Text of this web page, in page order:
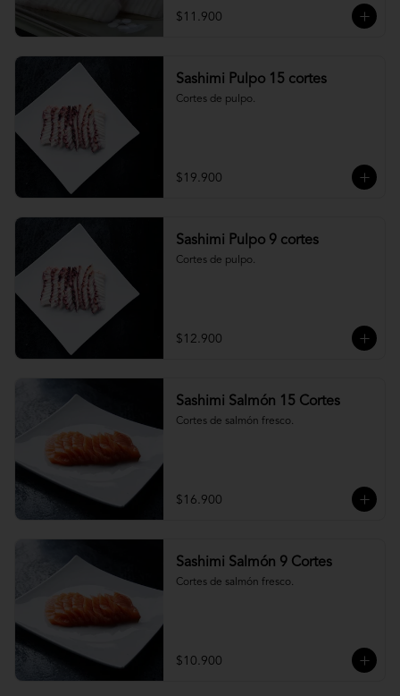
$11.900
Sashimi Pulpo 15 cortes
Cortes de pulpo.
$19.900
Sashimi Pulpo 9 cortes
Cortes de pulpo.
$12.900
Sashimi Salmón 15 Cortes
Cortes de salmón fresco.
$16.900
Sashimi Salmón 9 Cortes
Cortes de salmón fresco.
$10.900